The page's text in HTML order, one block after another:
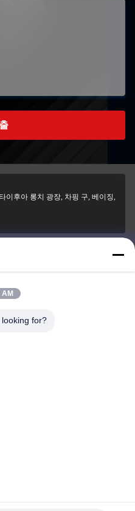
이후아 롱치 광장, 차핑 구, 베이징,
for?